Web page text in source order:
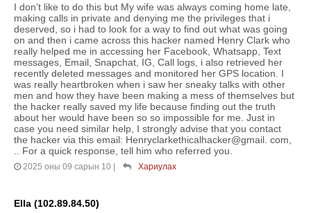
I don’t like to do this but My wife was always coming home late,
making calls in private and denying me the privileges that i
deserved, so i had to look for a way to find out what was going
on and then i came across this hacker named Henry Clark who
really helped me in accessing her Facebook, Whatsapp, Text
messages, Email, Snapchat, IG, Call logs, i also retrieved her
recently deleted messages and monitored her GPS location. I
was really heartbroken when i saw her sneaky talks with other
men and how they have been making a mess of themselves but
the hacker really saved my life because finding out the truth
about her would have been so so impossible for me. Just in
case you need similar help, I strongly advise that you contact
the hacker via this email: Henryclarkethicalhacker@gmail. com,
.. For a quick response, tell him who referred you.
2025 оны 09 сарын 10 | Хариулах
Ella (102.89.84.50)